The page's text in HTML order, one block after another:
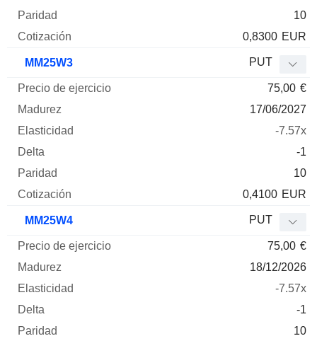
10
0,8300 EUR
MM25W3 PUT
75,00 €
17/06/2027
-7.57x
-1
10
0,4100 EUR
MM25W4 PUT
75,00 €
18/12/2026
-7.57x
-1
10